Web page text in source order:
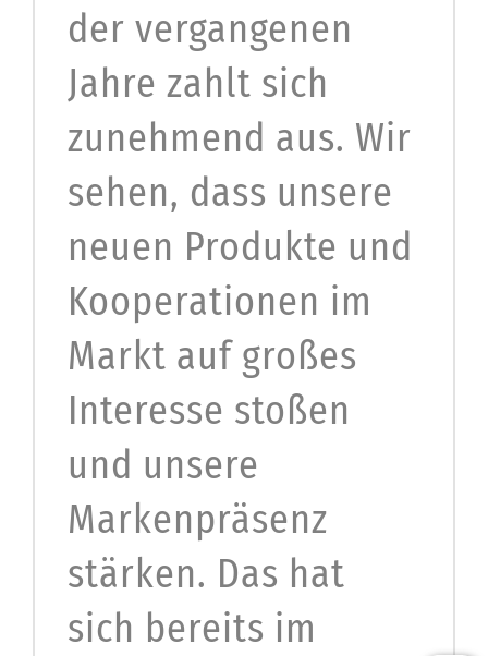
der vergangenen
Jahre zahlt sich
zunehmend aus. Wir
sehen, dass unsere
neuen Produkte und
Kooperationen im
Markt auf großes
Interesse stoßen
und unsere
Markenpräsenz
stärken. Das hat
sich bereits im